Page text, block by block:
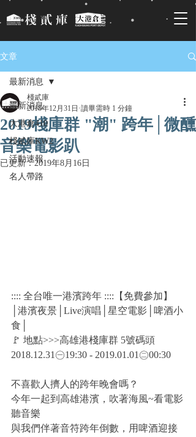
文章
最新消息
大港倉410
棧貳庫KW2
活動速報
名人帶路
最新消息
2019棧庫群 "潮" 跨年│微醺
音樂電影趴
棧貳庫
2018年12月31日 讀畢需時 1 分鐘
已更新：2019年8月16日
:::: 全台唯一港濱跨年 ::::【免費參加】
│港濱夜景│Live演唱│星空電影│啤酒小
食│
🚩 地點>>>高雄港棧庫群 5號碼頭
2018.12.31㊀19:30 - 2019.01.01㊁00:30
不喜歡人擠人的跨年晚會嗎？
今年一起到高雄港濱，吹著海風~看電影
聽音樂
與我們伴著音符跨年倒數，用啤酒迎接